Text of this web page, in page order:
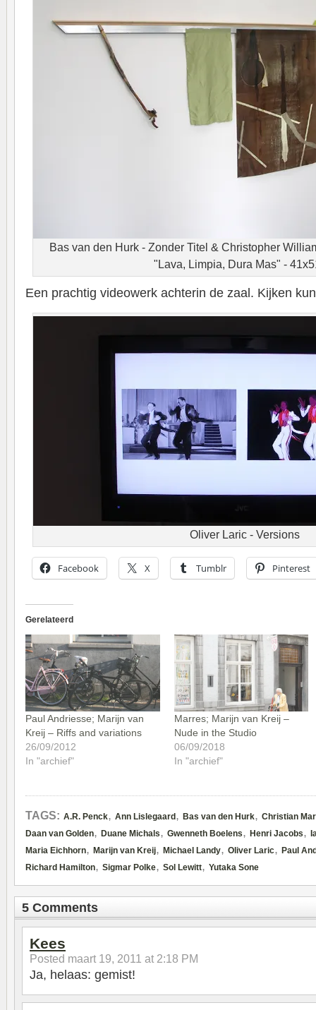
Bas van den Hurk - Zonder Titel & Christopher
"Lava, Limpia, Dura Mas" -
Een prachtig videowerk achterin de zaal. Kijken
Oliver Laric - Versions
Facebook X Tumblr Pinterest
Gerelateerd
Paul Andriesse; Marijn van
Kreij – Riffs and variations
26/09/2012
In "archief"
Marres; Marijn van Kreij –
Nude in the Studio
06/09/2018
In "archief"
TAGS: A.R. Penck, Ann Lislegaard , Bas van den Hurk, Christian
Daan van Golden, Duane Michals, Gwenneth Boelens, Henri Jacobs,
Maria Eichhorn, Marijn van Kreij, Michael Landy, Oliver Laric, Paul
Richard Hamilton, Sigmar Polke, Sol Lewitt, Yutaka Sone
5 Comments
Kees
Posted maart 19, 2011 at 2:18 PM
Ja, helaas: gemist!